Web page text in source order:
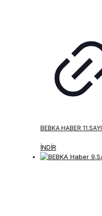
BEBKA HABER 11.SAYI
İNDİR